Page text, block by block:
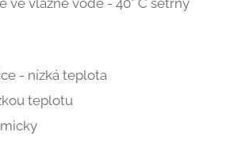
ve vlažné vodě - 40° C šetrný
- nízká teplota
teplotu